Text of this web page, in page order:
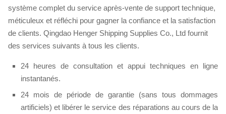
système complet du service après-vente de support technique,
méticuleux et réfléchi pour gagner la confiance et la satisfaction
de clients. Qingdao Henger Shipping Supplies Co., Ltd fournit
des services suivants à tous les clients.
24 heures de consultation et appui techniques en ligne
instantanés.
24 mois de période de garantie (sans tous dommages
artificiels) et libérer le service des réparations au cours de la